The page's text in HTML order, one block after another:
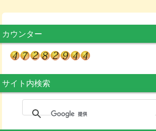
カウンター
サイト内検索